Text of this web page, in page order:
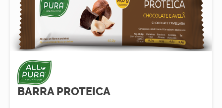
BARRA PROTEICA